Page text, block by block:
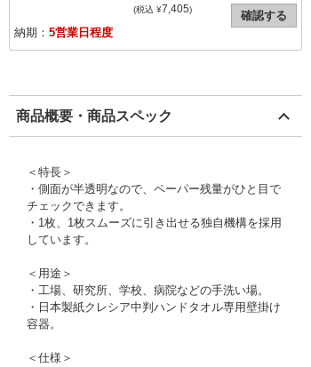
(税込 ¥7,405)
納期： 5営業日程度
確認する
商品概要・商品スペック
＜特長＞
・側面が半透明なので、ペーパー残量がひと目で
チェックできます。
・1枚、1枚スムーズに引き出せる独自機構を採用
しています。
＜用途＞
・工場、研究所、学校、病院などの手洗い場。
・日本製紙クレシア中判ハンドタオル専用壁掛け
容器。
＜仕様＞